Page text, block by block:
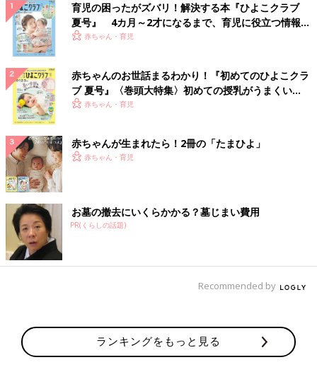
育児の困ったがズバリ！解決する本『ひよこクラブ
夏号』 4カ月～2才になるまで、育児に役立つ情報が
いっぱい！
赤ちゃん・育児
赤ちゃんのお世話まるわかり！『初めてのひよこクラ
ブ 夏号』〈巻頭大特集〉初めての授乳がうまくい
く！ おっぱい・ミルクの基本と夏のトラブル 解決テ
赤ちゃん・育児
赤ちゃんが生まれたら！2冊の「たまひよ」
赤ちゃん・育児
お墓の撤去にいくらかかる？墓じまい費用
PR(くらしの話題)
Recommended by
ランキングをもっと見る